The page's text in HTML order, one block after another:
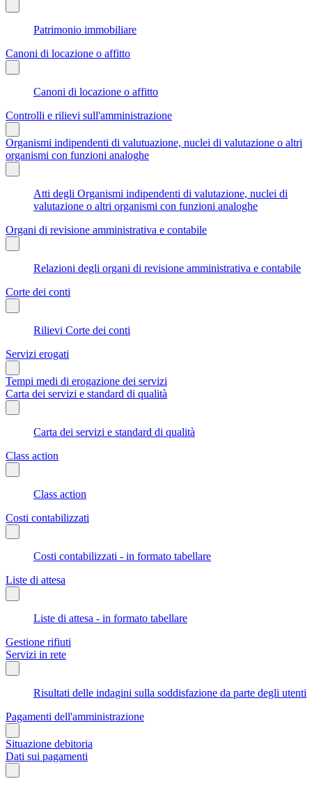
Patrimonio immobiliare
Canoni di locazione o affitto
Canoni di locazione o affitto
Controlli e rilievi sull'amministrazione
Organismi indipendenti di valutuazione, nuclei di valutazione o altri
organismi con funzioni analoghe
Atti degli Organismi indipendenti di valutazione, nuclei di
valutazione o altri organismi con funzioni analoghe
Organi di revisione amministrativa e contabile
Relazioni degli organi di revisione amministrativa e contabile
Corte dei conti
Rilievi Corte dei conti
Servizi erogati
Tempi medi di erogazione dei servizi
Carta dei servizi e standard di qualità
Carta dei servizi e standard di qualità
Class action
Class action
Costi contabilizzati
Costi contabilizzati - in formato tabellare
Liste di attesa
Liste di attesa - in formato tabellare
Gestione rifiuti
Servizi in rete
Risultati delle indagini sulla soddisfazione da parte degli utenti
Pagamenti dell'amministrazione
Situazione debitoria
Dati sui pagamenti